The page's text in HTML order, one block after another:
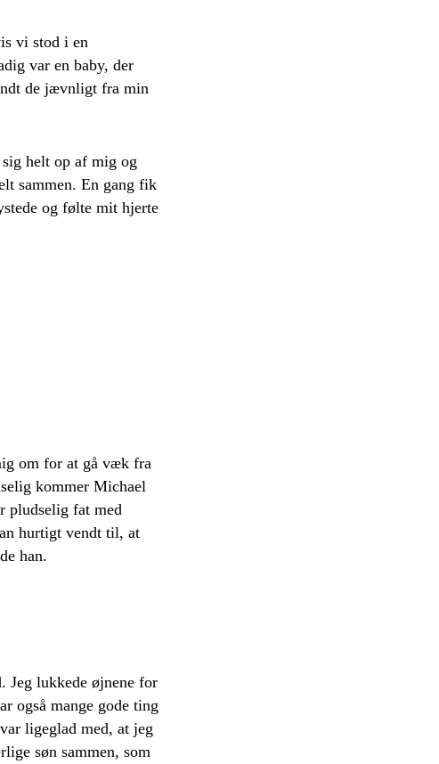
vi stod i en
var en baby, der
de jævnligt fra min
helt op af mig og
sammen. En gang fik
og følte mit hjerte
om for at gå væk fra
kommer Michael
pludselig fat med
hurtigt vendt til, at
han.
Jeg lukkede øjnene for
også mange gode ting
ligeglad med, at jeg
søn sammen, som